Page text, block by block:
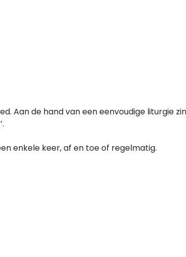
Aan de hand van een eenvoudige liturgie
enkele keer, af en toe of regelmatig.